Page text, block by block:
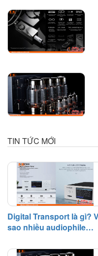
TIN TỨC MỚI
Digital Transport là gì?
sao nhiều audiophile